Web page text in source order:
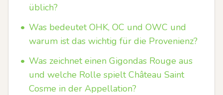
üblich?
• Was bedeutet OHK, OC und OWC und
warum ist das wichtig für die Provenienz?
• Was zeichnet einen Gigondas Rouge aus
und welche Rolle spielt Château Saint
Cosme in der Appellation?